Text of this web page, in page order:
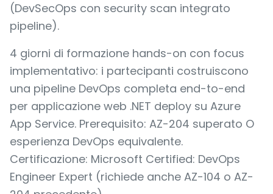
(DevSecOps con security scan integrato
pipeline).
4 giorni di formazione hands-on con focus
implementativo: i partecipanti costruiscono
una pipeline DevOps completa end-to-end
per applicazione web .NET deploy su Azure
App Service. Prerequisito: AZ-204 superato O
esperienza DevOps equivalente.
Certificazione: Microsoft Certified: DevOps
Engineer Expert (richiede anche AZ-104 o AZ-